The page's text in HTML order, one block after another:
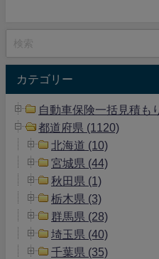
カテゴリー
自動車保険一括見積も
都道府県 (1120)
北海道 (10)
宮城県 (44)
秋田県 (1)
栃木県 (3)
群馬県 (28)
埼玉県 (40)
千葉県 (35)